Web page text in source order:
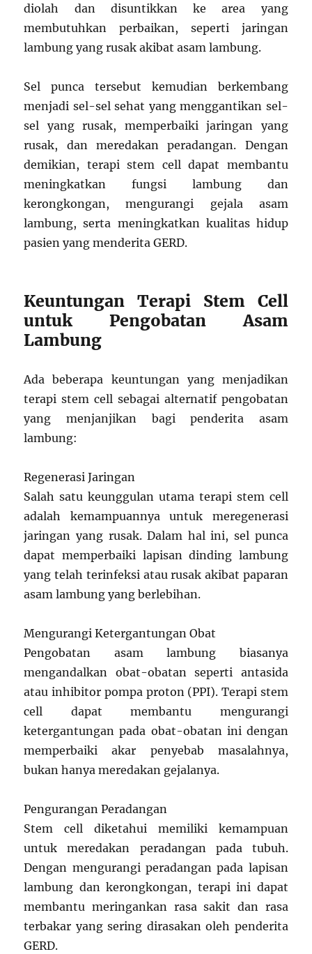
diolah dan disuntikkan ke area yang
membutuhkan perbaikan, seperti jaringan
lambung yang rusak akibat asam lambung.
Sel punca tersebut kemudian berkembang
menjadi sel-sel sehat yang menggantikan sel-
sel yang rusak, memperbaiki jaringan yang
rusak, dan meredakan peradangan. Dengan
demikian, terapi stem cell dapat membantu
meningkatkan fungsi lambung dan
kerongkongan, mengurangi gejala asam
lambung, serta meningkatkan kualitas hidup
pasien yang menderita GERD.
Keuntungan Terapi Stem Cell
untuk Pengobatan Asam
Lambung
Ada beberapa keuntungan yang menjadikan
terapi stem cell sebagai alternatif pengobatan
yang menjanjikan bagi penderita asam
lambung:
Regenerasi Jaringan
Salah satu keunggulan utama terapi stem cell
adalah kemampuannya untuk meregenerasi
jaringan yang rusak. Dalam hal ini, sel punca
dapat memperbaiki lapisan dinding lambung
yang telah terinfeksi atau rusak akibat paparan
asam lambung yang berlebihan.
Mengurangi Ketergantungan Obat
Pengobatan asam lambung biasanya
mengandalkan obat-obatan seperti antasida
atau inhibitor pompa proton (PPI). Terapi stem
cell dapat membantu mengurangi
ketergantungan pada obat-obatan ini dengan
memperbaiki akar penyebab masalahnya,
bukan hanya meredakan gejalanya.
Pengurangan Peradangan
Stem cell diketahui memiliki kemampuan
untuk meredakan peradangan pada tubuh.
Dengan mengurangi peradangan pada lapisan
lambung dan kerongkongan, terapi ini dapat
membantu meringankan rasa sakit dan rasa
terbakar yang sering dirasakan oleh penderita
GERD.